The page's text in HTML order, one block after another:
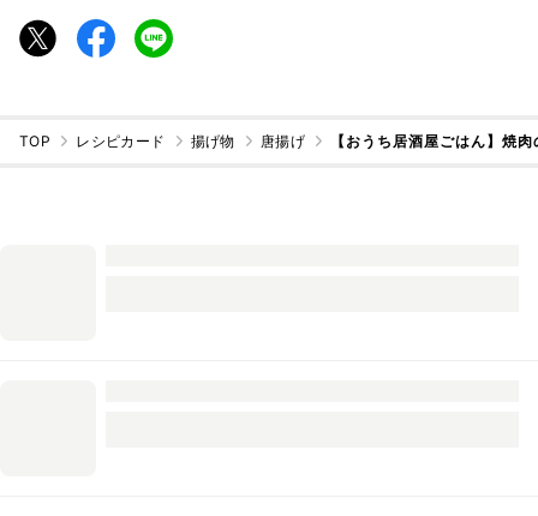
TOP レシピカード 揚げ物 唐揚げ 【おうち居酒屋ごはん】焼